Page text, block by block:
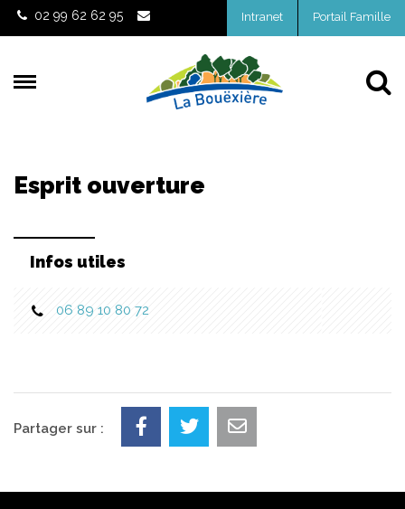
Gestion des traceurs
02 99 62 62 95 Intranet Portail Famille
Esprit ouverture
Infos utiles
06 89 10 80 72
Partager sur :